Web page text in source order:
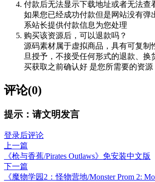
付款后无法显示下载地址或者无法查
如果您已经成功付款但是网站没有弹
系站长提供付款信息为您处理
购买该资源后，可以退款吗？
源码素材属于虚拟商品，具有可复制
旦授予，不接受任何形式的退款、换
买获取之前确认好 是您所需要的资源
评论(0)
提示：请文明发言
登录后评论
上一篇
《枪与香蕉/Pirates Outlaws》免安装中文版
下一篇
《魔物学园2：怪物营地/Monster Prom 2: